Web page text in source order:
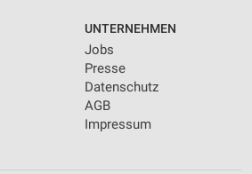
UNTERNEHMEN
Jobs
Presse
Datenschutz
AGB
Impressum
der Angebote
Daten zur Auswahl von